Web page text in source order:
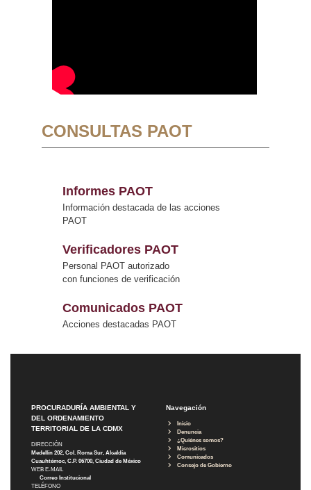
CONSULTAS PAOT
Informes PAOT
Información destacada de las acciones
PAOT
Verificadores PAOT
Personal PAOT autorizado
con funciones de verificación
Comunicados PAOT
Acciones destacadas PAOT
PROCURADURÍA AMBIENTAL Y
DEL ORDENAMIENTO
TERRITORIAL DE LA CDMX
DIRECCIÓN
Medellín 202, Col. Roma Sur, Alcaldía
Cuauhtémoc, C.P. 06700, Ciudad de México
WEB E-MAIL
Correo Institucional
TELÉFONO
Navegación
Inicio
Denuncia
¿Quiénes somos?
Micrositios
Comunicados
Consejo de Gobierno